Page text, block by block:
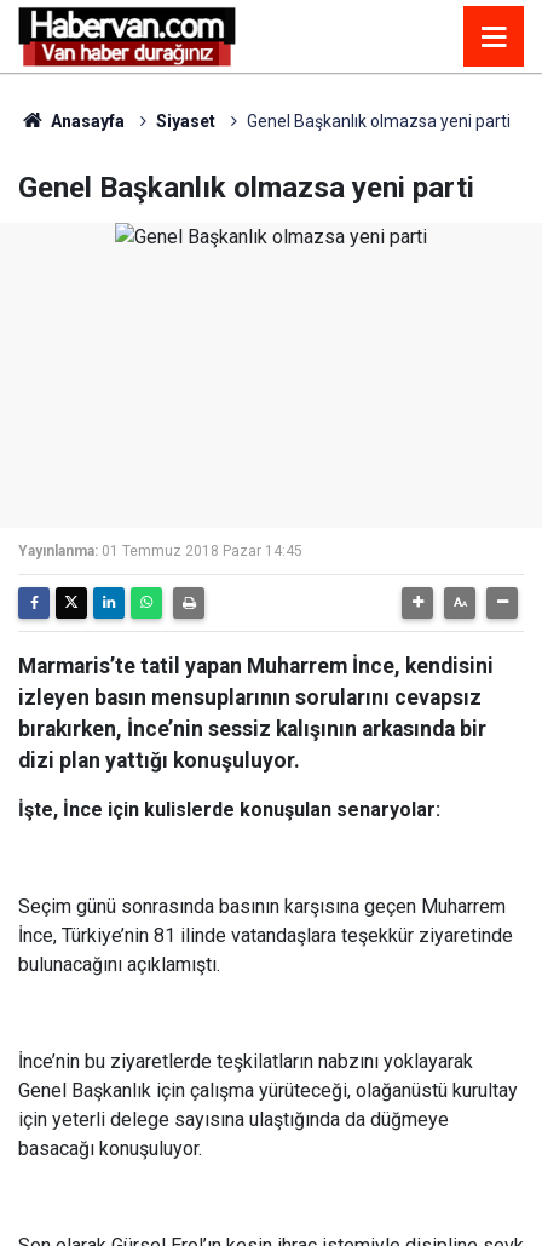
Anasayfa Siyaset Genel Başkanlık olmazsa yeni parti
Genel Başkanlık olmazsa yeni parti
Yayınlanma: 01 Temmuz 2018 Pazar 14:45
Marmaris’te tatil yapan Muharrem İnce, kendisini
izleyen basın mensuplarının sorularını cevapsız
bırakırken, İnce’nin sessiz kalışının arkasında bir
dizi plan yattığı konuşuluyor.
İşte, İnce için kulislerde konuşulan senaryolar:
Seçim günü sonrasında basının karşısına geçen Muharrem
İnce, Türkiye’nin 81 ilinde vatandaşlara teşekkür ziyaretinde
bulunacağını açıklamıştı.
İnce’nin bu ziyaretlerde teşkilatların nabzını yoklayarak
Genel Başkanlık için çalışma yürüteceği, olağanüstü kurultay
için yeterli delege sayısına ulaştığında da düğmeye
basacağı konuşuluyor.